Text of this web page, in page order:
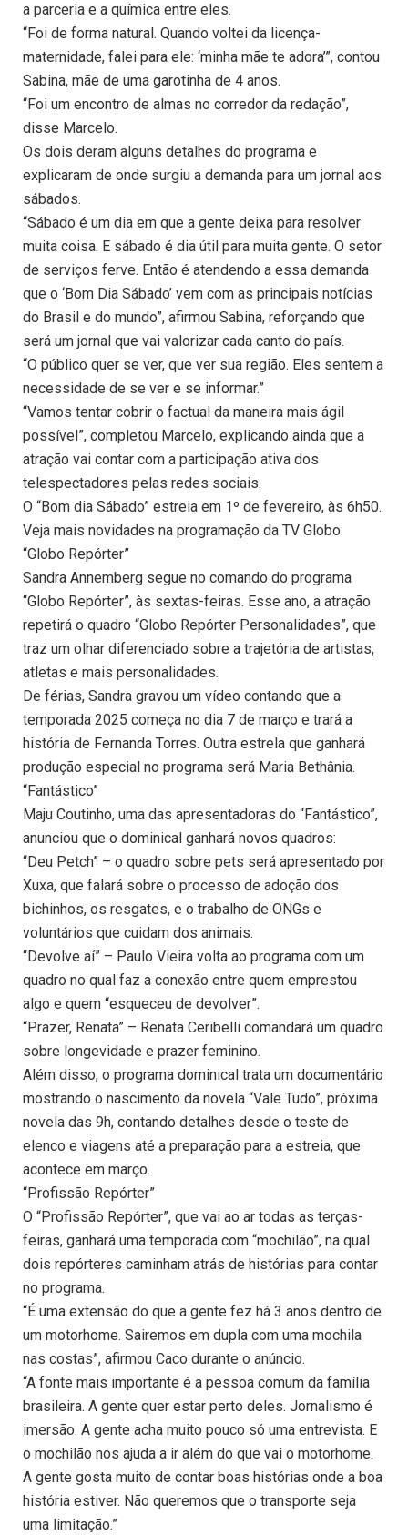
a parceria e a química entre eles.
“Foi de forma natural. Quando voltei da licença-
maternidade, falei para ele: ‘minha mãe te adora’”, contou
Sabina, mãe de uma garotinha de 4 anos.
“Foi um encontro de almas no corredor da redação”,
disse Marcelo.
Os dois deram alguns detalhes do programa e
explicaram de onde surgiu a demanda para um jornal aos
sábados.
“Sábado é um dia em que a gente deixa para resolver
muita coisa. E sábado é dia útil para muita gente. O setor
de serviços ferve. Então é atendendo a essa demanda
que o ‘Bom Dia Sábado’ vem com as principais notícias
do Brasil e do mundo”, afirmou Sabina, reforçando que
será um jornal que vai valorizar cada canto do país.
“O público quer se ver, que ver sua região. Eles sentem a
necessidade de se ver e se informar.”
“Vamos tentar cobrir o factual da maneira mais ágil
possível”, completou Marcelo, explicando ainda que a
atração vai contar com a participação ativa dos
telespectadores pelas redes sociais.
O “Bom dia Sábado” estreia em 1º de fevereiro, às 6h50.
Veja mais novidades na programação da TV Globo:
“Globo Repórter”
Sandra Annemberg segue no comando do programa
“Globo Repórter”, às sextas-feiras. Esse ano, a atração
repetirá o quadro “Globo Repórter Personalidades”, que
traz um olhar diferenciado sobre a trajetória de artistas,
atletas e mais personalidades.
De férias, Sandra gravou um vídeo contando que a
temporada 2025 começa no dia 7 de março e trará a
história de Fernanda Torres. Outra estrela que ganhará
produção especial no programa será Maria Bethânia.
“Fantástico”
Maju Coutinho, uma das apresentadoras do “Fantástico”,
anunciou que o dominical ganhará novos quadros:
“Deu Petch” – o quadro sobre pets será apresentado por
Xuxa, que falará sobre o processo de adoção dos
bichinhos, os resgates, e o trabalho de ONGs e
voluntários que cuidam dos animais.
“Devolve aí” – Paulo Vieira volta ao programa com um
quadro no qual faz a conexão entre quem emprestou
algo e quem “esqueceu de devolver”.
“Prazer, Renata” – Renata Ceribelli comandará um quadro
sobre longevidade e prazer feminino.
Além disso, o programa dominical trata um documentário
mostrando o nascimento da novela “Vale Tudo”, próxima
novela das 9h, contando detalhes desde o teste de
elenco e viagens até a preparação para a estreia, que
acontece em março.
“Profissão Repórter”
O “Profissão Repórter”, que vai ao ar todas as terças-
feiras, ganhará uma temporada com “mochilão”, na qual
dois repórteres caminham atrás de histórias para contar
no programa.
“É uma extensão do que a gente fez há 3 anos dentro de
um motorhome. Sairemos em dupla com uma mochila
nas costas”, afirmou Caco durante o anúncio.
“A fonte mais importante é a pessoa comum da família
brasileira. A gente quer estar perto deles. Jornalismo é
imersão. A gente acha muito pouco só uma entrevista. E
o mochilão nos ajuda a ir além do que vai o motorhome.
A gente gosta muito de contar boas histórias onde a boa
história estiver. Não queremos que o transporte seja
uma limitação.”